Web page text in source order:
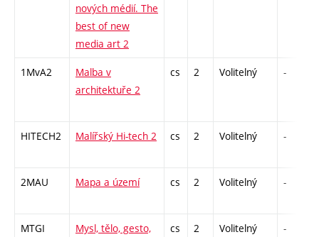
nových médií. The
best of new
media art 2
1MvA2
Malba v
architektuře 2
cs 2 Volitelný -
HITECH2 Malířský Hi-tech 2 cs 2 Volitelný -
2MAU Mapa a území cs 2 Volitelný -
MTGI
Mysl, tělo, gesto,
cs 2 Volitelný -